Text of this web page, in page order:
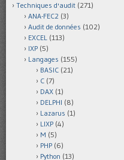
Techniques d'audit (271)
ANA-FEC2 (3)
Audit de données (102)
EXCEL (113)
IXP (5)
Langages (155)
BASIC (21)
C (7)
DAX (1)
DELPHI (8)
Lazarus (1)
LIXP (4)
M (5)
PHP (6)
Python (13)